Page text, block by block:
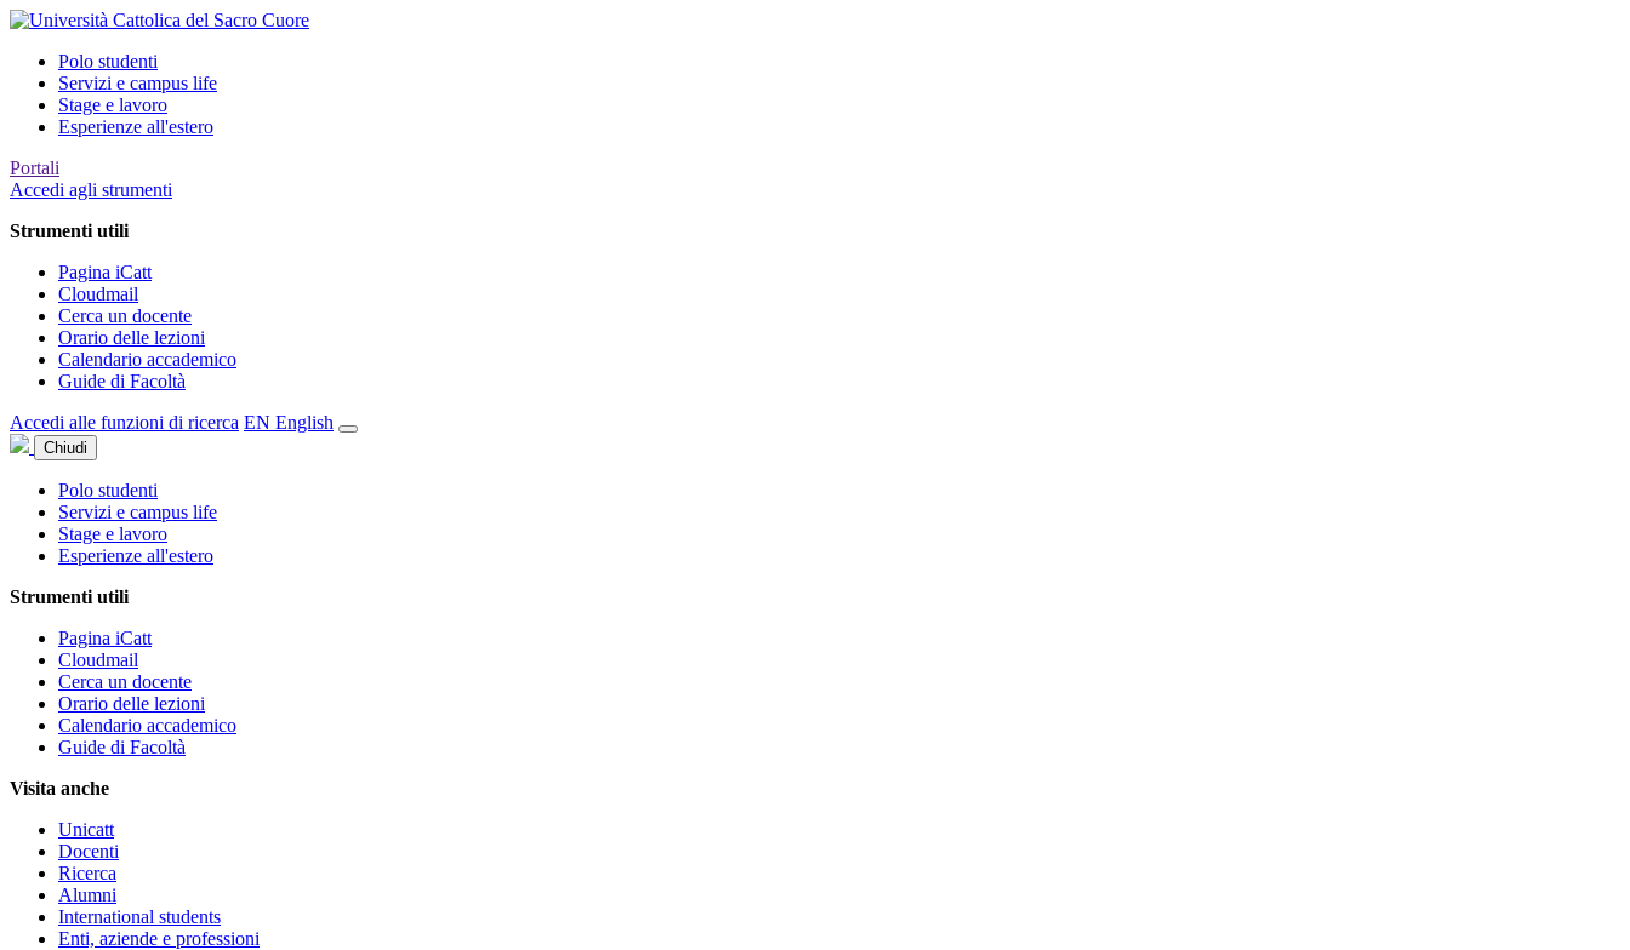
Polo studenti
Servizi e campus life
Stage e lavoro
Esperienze all'estero
Portali
Accedi agli strumenti
Strumenti utili
Pagina iCatt
Cloudmail
Cerca un docente
Orario delle lezioni
Calendario accademico
Guide di Facoltà
Accedi alle funzioni di ricerca EN English
Chiudi
Polo studenti
Servizi e campus life
Stage e lavoro
Esperienze all'estero
Strumenti utili
Pagina iCatt
Cloudmail
Cerca un docente
Orario delle lezioni
Calendario accademico
Guide di Facoltà
Visita anche
Unicatt
Docenti
Ricerca
Alumni
International students
Enti, aziende e professioni